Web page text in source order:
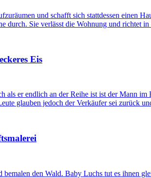
und schafft sich stattdessen einen
durch. Sie verlässt die Wohnung und richtet
Eis
er endlich an der Reihe ist ist der Mann
glauben jedoch der Verkäufer sei zurück
den Wald. Baby Luchs tut es ihnen